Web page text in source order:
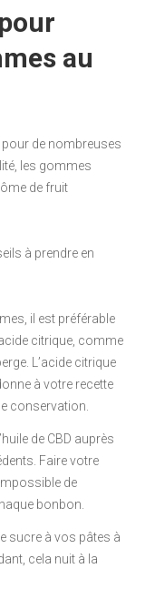
au
pour de nombreuses
les gommes
de fruit
à prendre en
il est préférable
citrique, comme
L’acide citrique
à votre recette
conservation.
de CBD auprès
Faire votre
de
bonbon.
sucre à vos pâtes à
cela nuit à la